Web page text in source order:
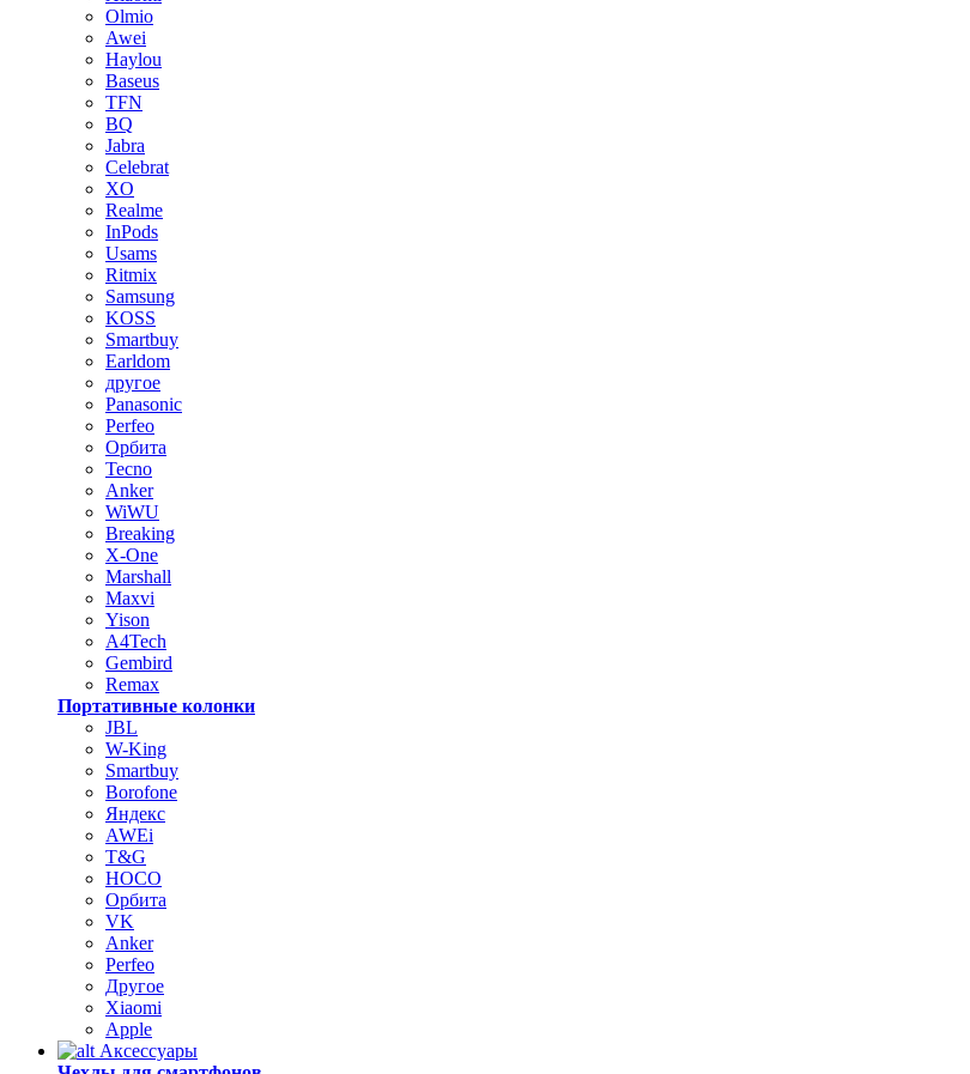
Olmio
Awei
Haylou
Baseus
TFN
BQ
Jabra
Celebrat
XO
Realme
InPods
Usams
Ritmix
Samsung
KOSS
Smartbuy
Earldom
другое
Panasonic
Perfeo
Орбита
Tecno
Anker
WiWU
Breaking
X-One
Marshall
Maxvi
Yison
A4Tech
Gembird
Remax
Портативные колонки
JBL
W-King
Smartbuy
Borofone
Яндекс
AWEi
T&G
HOCO
Орбита
VK
Anker
Perfeo
Другое
Xiaomi
Apple
Аксессуары